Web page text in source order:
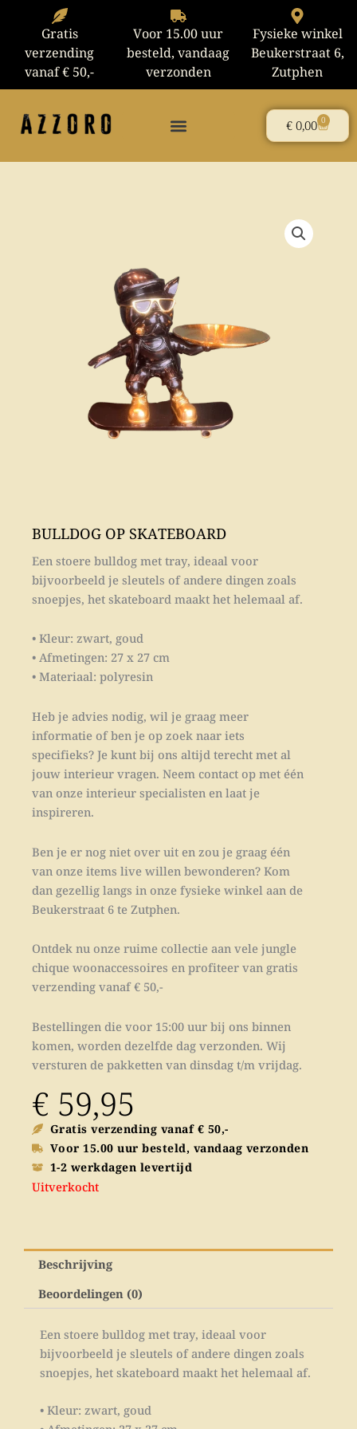
inhoud
Gratis
verzending
vanaf € 50,-
Voor 15.00 uur
besteld, vandaag
verzonden
Fysieke winkel
Beukerstraat 6,
Zutphen
€0,00 0
BULLDOG OP SKATEBOARD
Een stoere bulldog met tray, ideaal voor
bijvoorbeeld je sleutels of andere dingen zoals
snoepjes, het skateboard maakt het helemaal af.
• Kleur: zwart, goud
• Afmetingen: 27 x 27 cm
• Materiaal: polyresin
Heb je advies nodig, wil je graag meer
informatie of ben je op zoek naar iets
specifieks? Je kunt bij ons altijd terecht met al
jouw interieur vragen. Neem contact op met één
van onze interieur specialisten en laat je
inspireren.
Ben je er nog niet over uit en zou je graag één
van onze items live willen bewonderen? Kom
dan gezellig langs in onze fysieke winkel aan de
Beukerstraat 6 te Zutphen.
Ontdek nu onze ruime collectie aan vele jungle
chique woonaccessoires en profiteer van gratis
verzending vanaf € 50,-
Bestellingen die voor 15:00 uur bij ons binnen
komen, worden dezelfde dag verzonden. Wij
versturen de pakketten van dinsdag t/m vrijdag.
€ 59,95
Gratis verzending vanaf € 50,-
Voor 15.00 uur besteld, vandaag verzonden
1-2 werkdagen levertijd
Uitverkocht
Beschrijving
Beoordelingen (0)
Een stoere bulldog met tray, ideaal voor
bijvoorbeeld je sleutels of andere dingen zoals
snoepjes, het skateboard maakt het helemaal af.
• Kleur: zwart, goud